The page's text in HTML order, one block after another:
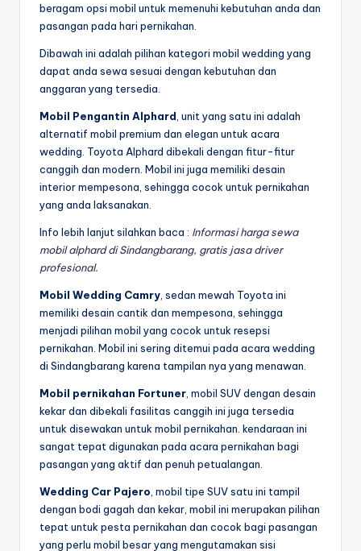
beragam opsi mobil untuk memenuhi kebutuhan anda dan
pasangan pada hari pernikahan.
Dibawah ini adalah pilihan kategori mobil wedding yang
dapat anda sewa sesuai dengan kebutuhan dan
anggaran yang tersedia.
Mobil Pengantin Alphard , unit yang satu ini adalah
alternatif mobil premium dan elegan untuk acara
wedding. Toyota Alphard dibekali dengan fitur-fitur
canggih dan modern. Mobil ini juga memiliki desain
interior mempesona, sehingga cocok untuk pernikahan
yang anda laksanakan.
Info lebih lanjut silahkan baca : Informasi harga sewa
mobil alphard di Sindangbarang, gratis jasa driver
profesional.
Mobil Wedding Camry , sedan mewah Toyota ini
memiliki desain cantik dan mempesona, sehingga
menjadi pilihan mobil yang cocok untuk resepsi
pernikahan. Mobil ini sering ditemui pada acara wedding
di Sindangbarang karena tampilan nya yang menawan.
Mobil pernikahan Fortuner , mobil SUV dengan desain
kekar dan dibekali fasilitas canggih ini juga tersedia
untuk disewakan untuk mobil pernikahan. kendaraan ini
sangat tepat digunakan pada acara pernikahan bagi
pasangan yang aktif dan penuh petualangan.
Wedding Car Pajero , mobil tipe SUV satu ini tampil
dengan bodi gagah dan kekar, mobil ini merupakan pilihan
tepat untuk pesta pernikahan dan cocok bagi pasangan
yang perlu mobil besar yang mengutamakan sisi